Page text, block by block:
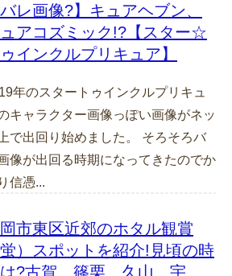
バレ画像?】キュアヘブン、
アコズミック!?【スター☆
ゥインクルプリキュア】
年のスタートゥインクルプリキュ
キャラクター画像っぽい画像がネッ
で出回り始めました。 そろそろバ
像が出回る時期になってきたのでか
信憑...
市東区近郊のホタル観賞
蛍）スポットを紹介!見頃の時
?古賀、篠栗、久山、宇